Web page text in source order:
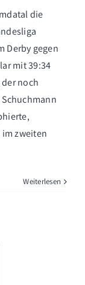
die
Derby gegen
mit 39:34
noch
im zweiten
Weiterlesen